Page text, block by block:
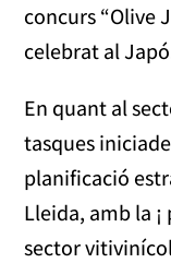
concurs “Olive
celebrat al
En quant al
tasques
planificació
Lleida, amb la
sector